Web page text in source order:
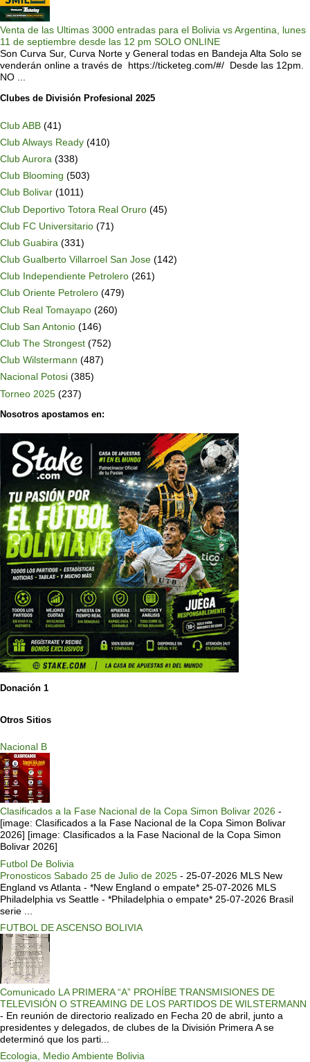
Venta de las Ultimas 3000 entradas para el Bolivia vs Argentina, lunes
11 de septiembre desde las 12 pm SOLO ONLINE
Son Curva Sur, Curva Norte y General todas en Bandeja Alta Solo se
venderán online a través de https://ticketeg.com/#/ Desde las 12pm.
NO ...
Clubes de División Profesional 2025
Club ABB (41)
Club Always Ready (410)
Club Aurora (338)
Club Blooming (503)
Club Bolivar (1011)
Club Deportivo Totora Real Oruro (45)
Club FC Universitario (71)
Club Guabira (331)
Club Gualberto Villarroel San Jose (142)
Club Independiente Petrolero (261)
Club Oriente Petrolero (479)
Club Real Tomayapo (260)
Club San Antonio (146)
Club The Strongest (752)
Club Wilstermann (487)
Nacional Potosi (385)
Torneo 2025 (237)
Nosotros apostamos en:
Donación 1
Otros Sitios
Nacional B
Clasificados a la Fase Nacional de la Copa Simon Bolivar 2026 -
[image: Clasificados a la Fase Nacional de la Copa Simon Bolivar
2026] [image: Clasificados a la Fase Nacional de la Copa Simon
Bolivar 2026]
Futbol De Bolivia
Pronosticos Sabado 25 de Julio de 2025 - 25-07-2026 MLS New
England vs Atlanta - *New England o empate* 25-07-2026 MLS
Philadelphia vs Seattle - *Philadelphia o empate* 25-07-2026 Brasil
serie ...
FUTBOL DE ASCENSO BOLIVIA
Comunicado LA PRIMERA “A” PROHÍBE TRANSMISIONES DE
TELEVISIÓN O STREAMING DE LOS PARTIDOS DE WILSTERMANN
- En reunión de directorio realizado en Fecha 20 de abril, junto a
presidentes y delegados, de clubes de la División Primera A se
determinó que los parti...
Ecologia, Medio Ambiente Bolivia